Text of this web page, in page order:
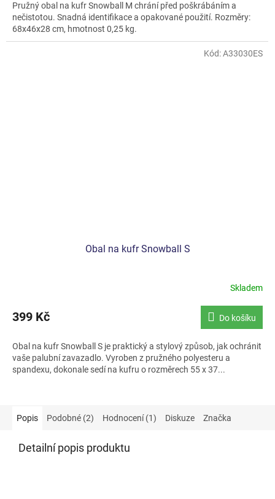
Pružný obal na kufr Snowball M chrání před poškrábáním a
nečistotou. Snadná identifikace a opakované použití. Rozměry:
68x46x28 cm, hmotnost 0,25 kg.
Obal na kufr Snowball S
Skladem
399 Kč Do košíku
Obal na kufr Snowball S je praktický a stylový způsob, jak ochránit
vaše palubní zavazadlo. Vyroben z pružného polyesteru a
spandexu, dokonale sedí na kufru o rozměrech 55 x 37...
Kód:A33030ES
Popis Podobné (2) Hodnocení (1) Diskuze Značka
Detailní popis produktu